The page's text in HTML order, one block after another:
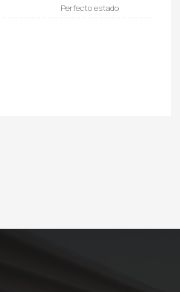
Perfecto estado